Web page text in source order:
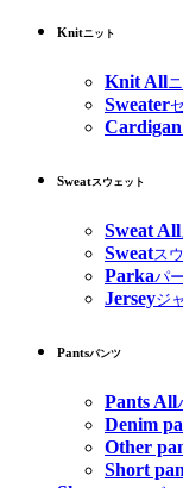
Knitニット
Knit All
Sweater
Cardigan
Sweatスウェット
Sweat All
Sweatス
Parkaパ
Jerseyジ
Pantsパンツ
Pants All
Denim
Other
Short